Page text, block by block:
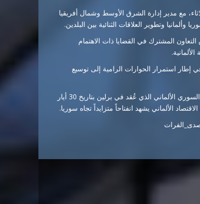
مع مدير إدارة الشرق الأوسط وشمال أفريقيا
وألمانيا وتطوير العلاقات الثنائية بين البلدين.
المشترك في القضايا ذات الاهتمام
إطار استمرار الحوارات الرامية إلى توسيع
ويأتي هذا اللقاء بعد تأكيد كليمنس هاخ، خلال منتدى آفاق التعاون الاقتصادي السوري الألماني الذي عُقد في برلين بتاريخ 30 أيار
الألماني يشهد انفتاحاً متزايداً تجاه سوريا.